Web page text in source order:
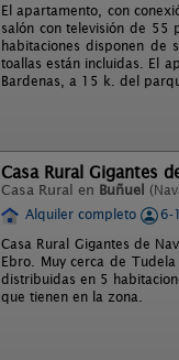
El apartamento, con
salón con televisión de 55
habitaciones disponen de
toallas están incluidas. El
Bardenas, a 15 k. del
Casa Rural Gigantes
Casa Rural en Buñuel
Alquiler completo
6-
Casa Rural Gigantes de
Ebro. Muy cerca de
distribuidas en 5
que tienen en la zona.